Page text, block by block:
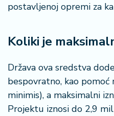
postavljenoj opremi za
Koliki je
Država ova sredstva
bespovratno, kao
minimis), a maksimalni
Projektu iznosi do 2,9